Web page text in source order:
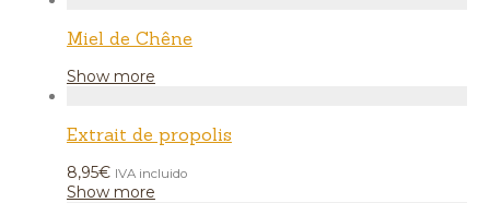
Miel de Chêne
Show more
Extrait de propolis
8,95€ IVA incluido
Show more